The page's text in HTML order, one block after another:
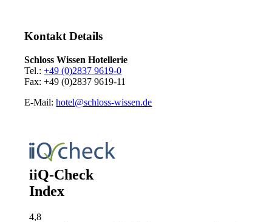
Kontakt Details
Schloss Wissen Hotellerie
Tel.:+49 (0)2837 9619-0
Fax: +49 (0)2837 9619-11
E-Mail:hotel@schloss-wissen.de